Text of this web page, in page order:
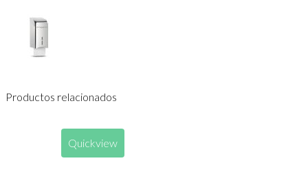
Productos relacionados
Quickview